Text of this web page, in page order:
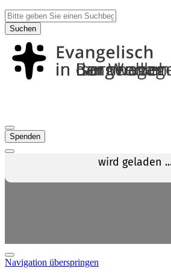
Suchen
Spenden
Navigation überspringen